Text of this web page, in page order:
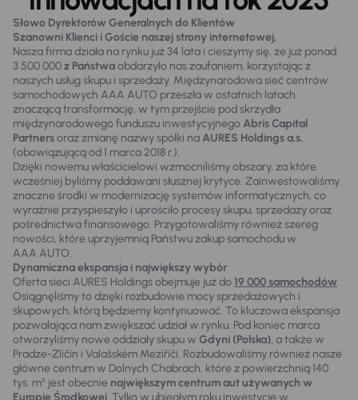
Słowo Dyrektorów Generalnych do Klientów
Szanowni Klienci i Goście naszej strony internetowej,
Nasza firma działa na rynku już 34 lata i cieszymy się, że już ponad
3 500 000z Państwaobdarzyło nas zaufaniem, korzystając z
naszych usług skupu i sprzedaży. Międzynarodowa sieć centrów
samochodowych AAA AUTO przeszła w ostatnich latach
znaczącą transformację, w tym przejście pod skrzydła
międzynarodowego funduszu inwestycyjnego Abris Capital
Partnersoraz zmianę nazwy spółki na AURES Holdings a.s.
(obowiązującą od 1 marca 2018 r.).
Dzięki nowemu właścicielowi wzmocniliśmy obszary, za które
wcześniej byliśmy poddawani słusznej krytyce. Zainwestowaliśmy
znaczne środki w modernizację systemów informatycznych, co
wyraźnie przyspieszyło i uprościło procesy skupu, sprzedaży oraz
pośrednictwa finansowego. Przygotowaliśmy również szereg
nowości, które uprzyjemnią Państwu zakup samochodu w
AAA AUTO.
Dynamiczna ekspansja i największy wybór
Oferta sieci AURES Holdings obejmuje już do 19 000 samochodów.
Osiągnęliśmy to dzięki rozbudowie mocy sprzedażowych i
skupowych, którą będziemy kontynuować. To kluczowa ekspansja
pozwalająca nam zwiększać udział w rynku. Pod koniec marca
otworzyliśmy nowe oddziały skupu w Gdyni (Polska), a także w
Pradze-Zličín i Valašském Meziříčí. Rozbudowaliśmy również nasze
główne centrum w Dolnych Chabrach, które z powierzchnią 140
tys. m² jest obecnie największym centrum aut używanych w
Europie Środkowej. Tylko w ubiegłym roku inwestycje w